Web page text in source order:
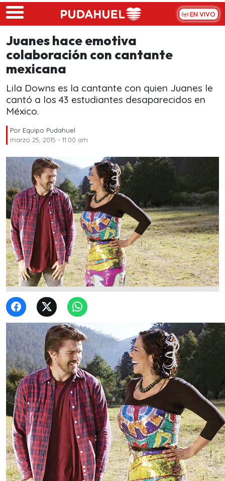
Skip to main content
EN VIVO
Juanes hace emotiva
colaboración con cantante
mexicana
Lila Downs es la cantante con quien Juanes le
cantó a los 43 estudiantes desaparecidos en
México.
Por Equipo Pudahuel
marzo 25, 2015 - 11:00 am